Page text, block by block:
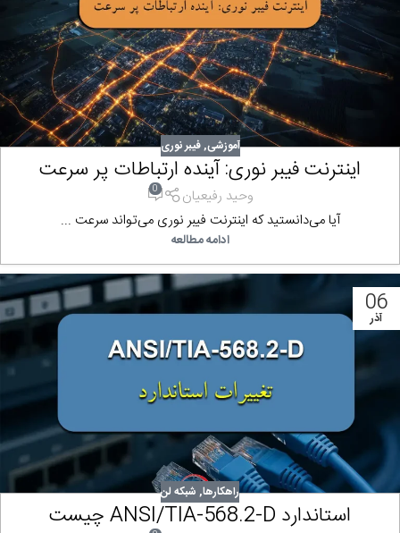
آموزشی,فیبر نوری
اینترنت فیبر نوری: آینده ارتباطات پر سرعت
وحید رفیعیان 0
آیا می‌دانستید که اینترنت فیبر نوری می‌تواند سرعت ...
ادامه مطالعه
06
آذر
راهکارها, شبکه لن
استاندارد ANSI/TIA-568.2-D چیست